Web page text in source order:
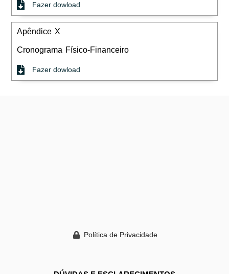
Fazer dowload
Apêndice X
Cronograma Físico-Financeiro
Fazer dowload
Política de Privacidade